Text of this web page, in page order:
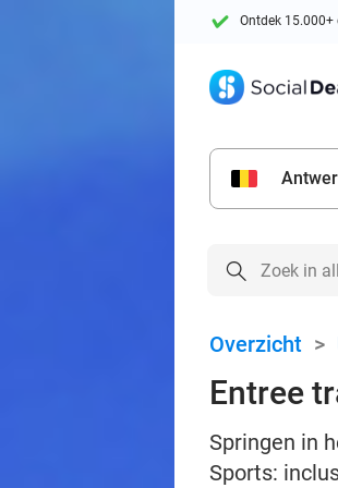
Ontdek 15.000+
Overzicht >
Entree
Springen in
Sports: